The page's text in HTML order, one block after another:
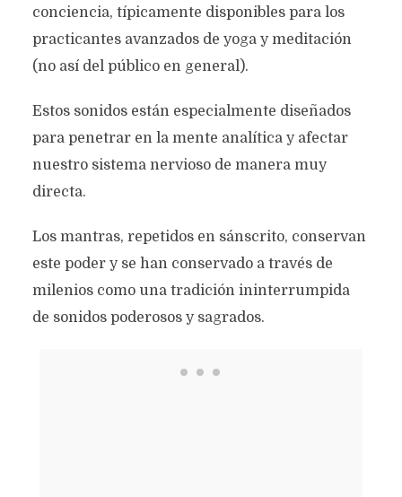
conciencia, típicamente disponibles para los
practicantes avanzados de yoga y meditación
(no así del público en general).
Estos sonidos están especialmente diseñados
para penetrar en la mente analítica y afectar
nuestro sistema nervioso de manera muy
directa.
Los mantras, repetidos en sánscrito, conservan
este poder y se han conservado a través de
milenios como una tradición ininterrumpida
de sonidos poderosos y sagrados.